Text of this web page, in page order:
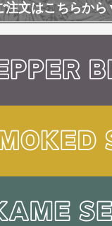
注文はこちらか